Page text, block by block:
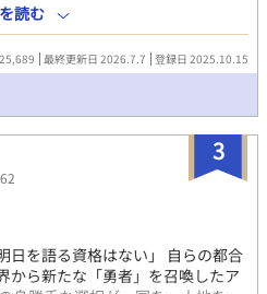
年目の篠原は、榊の直属の部下。
的な笑みを浮かべる青年。 ある
二人だけが残ったオフィスで、 篠
穏やかな口調を崩した。「……そ
ね」 疲労で僅かに緩んだ榊の表
はデスク越しに距離を詰める。
の前では、もう」 指先が榊のネク
間、榊の理性は音を立てて崩れ
きないまま、 彼は“部下”の手によ
言葉で支配され、触れられるた
快楽を知る。それは、上司とし
られないほどに深い。 だが、篠
の欲望ではなかった。 そこには、
た、静かな執着がある。 「俺、前
読む
最終更新日 2026.7.7 登録日 2025.10.15
3
日を語る資格はない」 自らの都合
から新たな「勇者」を召喚したア